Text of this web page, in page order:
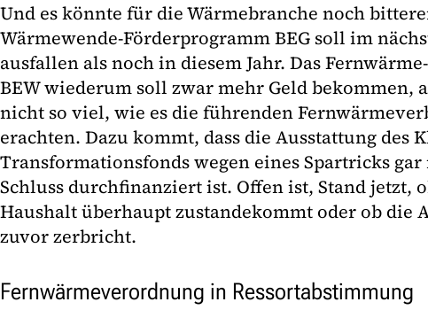
Und es könnte für die Wärmebranche noch
Wärmewende-Förderprogramm BEG soll im
ausfallen als noch in diesem Jahr. Das
BEW wiederum soll zwar mehr Geld bekommen,
nicht so viel, wie es die führenden
erachten. Dazu kommt, dass die Ausstattung des
Transformationsfonds wegen eines Spartricks
Schluss durchfinanziert ist. Offen ist, Stand jetzt,
Haushalt überhaupt zustandekommt oder ob die
zuvor zerbricht.
Fernwärmeverordnung in Ressortabstimmung